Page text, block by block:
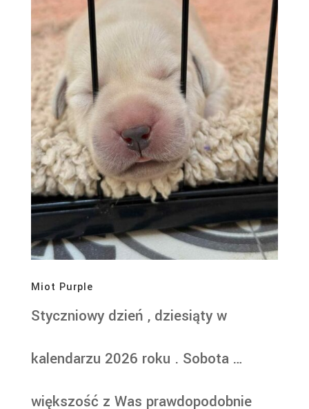
Miot Purple
Styczniowy dzień , dziesiąty w
kalendarzu 2026 roku . Sobota …
większość z Was prawdopodobnie